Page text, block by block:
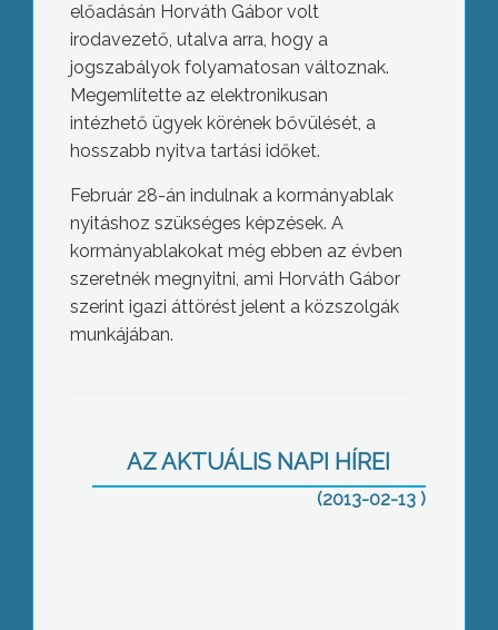
előadásán Horváth Gábor volt
irodavezető, utalva arra, hogy a
jogszabályok folyamatosan változnak.
Megemlítette az elektronikusan
intézhető ügyek körének bővülését, a
hosszabb nyitva tartási időket.
Február 28-án indulnak a kormányablak
nyitáshoz szükséges képzések. A
kormányablakokat még ebben az évben
szeretnék megnyitni, ami Horváth Gábor
szerint igazi áttörést jelent a közszolgák
munkájában.
AZ AKTUÁLIS NAPI HÍREI
(2013-02-13 )